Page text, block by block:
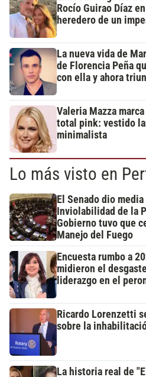
Rocío Guirao Díaz
heredero de un
La nueva vida de
de Florencia Peña
con ella y ahora
Valeria Mazza
total pink: vestido
minimalista
Lo más visto en
El Senado dio
Inviolabilidad de la
Gobierno tuvo que
Manejo del Fuego
Encuesta rumbo a
midieron el
liderazgo en el
Ricardo Lorenzetti
sobre la
La historia real de